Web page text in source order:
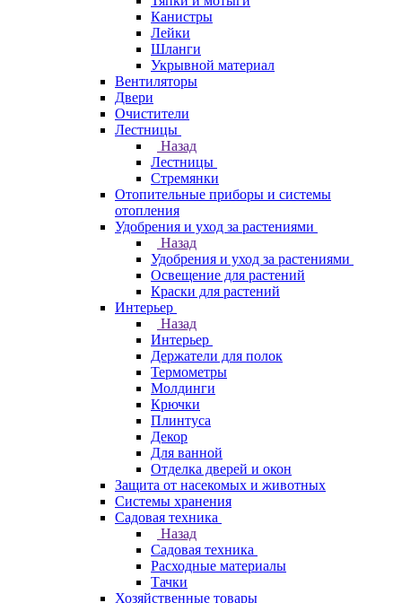
Канистры
Лейки
Шланги
Укрывной материал
Вентиляторы
Двери
Очистители
Лестницы
Назад
Лестницы
Стремянки
Отопительные приборы и системы
отопления
Удобрения и уход за растениями
Назад
Удобрения и уход за растениями
Освещение для растений
Краски для растений
Интерьер
Назад
Интерьер
Держатели для полок
Термометры
Молдинги
Крючки
Плинтуса
Декор
Для ванной
Отделка дверей и окон
Защита от насекомых и животных
Системы хранения
Садовая техника
Назад
Садовая техника
Расходные материалы
Тачки
Хозяйственные товары